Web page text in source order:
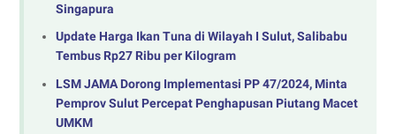
Singapura
Update Harga Ikan Tuna di Wilayah I Sulut, Salibabu
Tembus Rp27 Ribu per Kilogram
LSM JAMA Dorong Implementasi PP 47/2024, Minta
Pemprov Sulut Percepat Penghapusan Piutang Macet
UMKM